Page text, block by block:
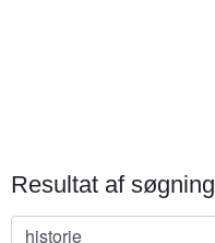
Resultat af søgning